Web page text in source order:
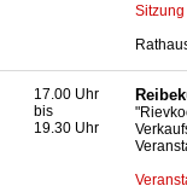
17.00 Uhr
bis
19.30 Uhr